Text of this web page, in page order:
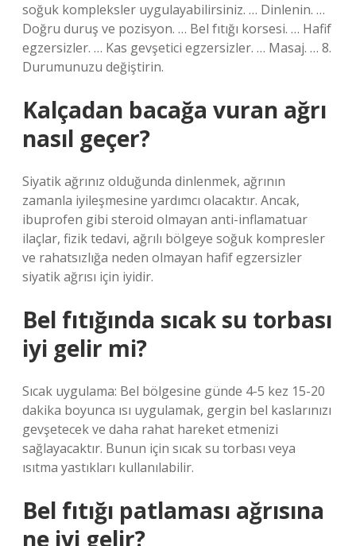
soğuk kompleksler uygulayabilirsiniz. … Dinlenin. …
Doğru duruş ve pozisyon. … Bel fıtığı korsesi. … Hafif
egzersizler. … Kas gevşetici egzersizler. … Masaj. … 8.
Durumunuzu değiştirin.
Kalçadan bacağa vuran ağrı
nasıl geçer?
Siyatik ağrınız olduğunda dinlenmek, ağrının
zamanla iyileşmesine yardımcı olacaktır. Ancak,
ibuprofen gibi steroid olmayan anti-inflamatuar
ilaçlar, fizik tedavi, ağrılı bölgeye soğuk kompresler
ve rahatsızlığa neden olmayan hafif egzersizler
siyatik ağrısı için iyidir.
Bel fıtığında sıcak su torbası
iyi gelir mi?
Sıcak uygulama: Bel bölgesine günde 4-5 kez 15-20
dakika boyunca ısı uygulamak, gergin bel kaslarınızı
gevşetecek ve daha rahat hareket etmenizi
sağlayacaktır. Bunun için sıcak su torbası veya
ısıtma yastıkları kullanılabilir.
Bel fıtığı patlaması ağrısına
ne iyi gelir?